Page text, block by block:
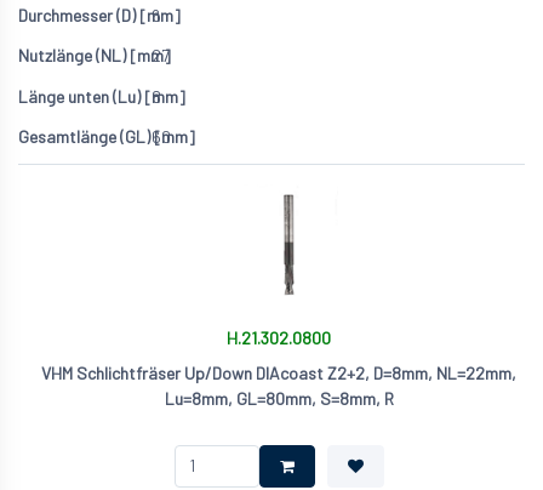
6
27
8
60
H.21.302.0800
VHM Schlichtfräser Up/Down DIAcoast Z2+2, D=8mm, NL=22mm,
Lu=8mm, GL=80mm, S=8mm, R